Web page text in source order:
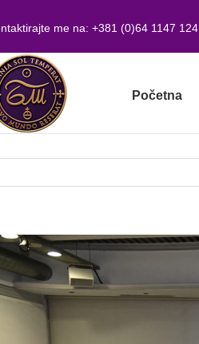
me na: +381 (0)64 1147 124
Početna